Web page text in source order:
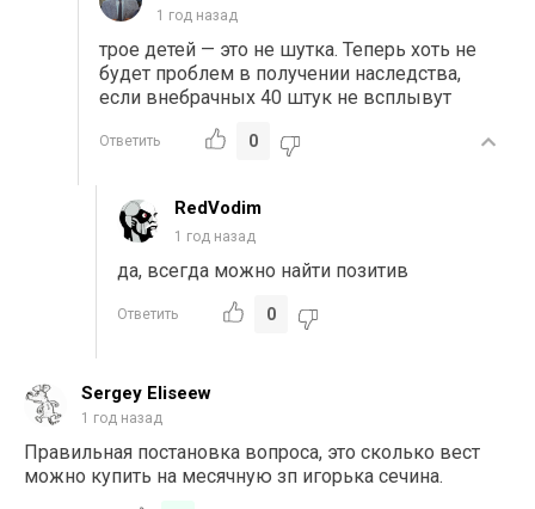
1 год назад
трое детей — это не шутка. Теперь хоть не
будет проблем в получении наследства,
если внебрачных 40 штук не всплывут
Ответить 0
RedVodim
1 год назад
да, всегда можно найти позитив
Ответить 0
Sergey Eliseew
1 год назад
Правильная постановка вопроса, это сколько вест
можно купить на месячную зп игорька сечина.